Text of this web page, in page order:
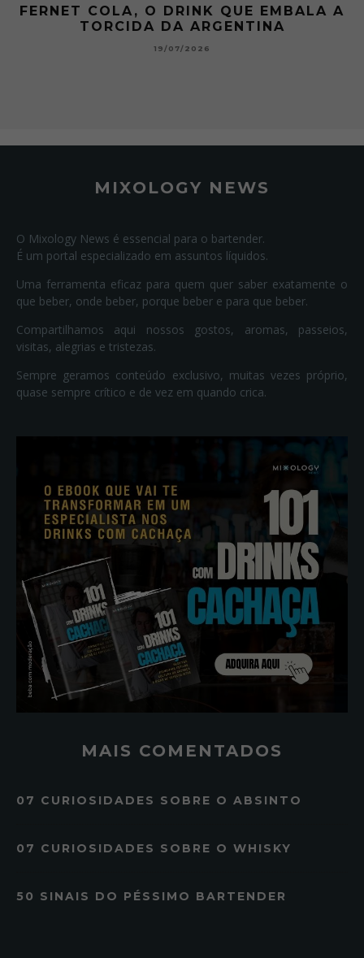
EMBALA A
GIBSON: O PICLES QUE
HISTÓRIA DOS
MIXOLOGY NEWS
O Mixology News é essencial para o bartender.
É um portal especializado em assuntos líquidos.
Uma ferramenta eficaz para quem quer saber exatamente o
que beber, onde beber, porque beber e para que beber.
Compartilhamos aqui nossos gostos, aromas, passeios,
visitas, alegrias e tristezas.
Sempre geramos conteúdo exclusivo, muitas vezes próprio,
quase sempre crítico e de vez em quando crica.
MAIS COMENTADOS
07 CURIOSIDADES SOBRE O ABSINTO
07 CURIOSIDADES SOBRE O WHISKY
50 SINAIS DO PÉSSIMO BARTENDER